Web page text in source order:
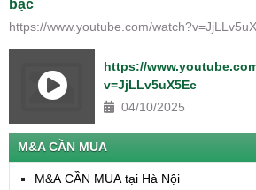
bạc
https://www.youtube.com/
https://
v=JjLLv5uX5Ec
04/10/2025
M&A CẦN MUA
M&A CẦN MUA tại Hà Nội